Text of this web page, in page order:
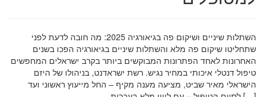
השתלות שיניים ושיקום פה בגיאורגיה 2025: מה חובה לדעת לפני
שתחליטו שיקום פה מלא והשתלות שיניים בגיאורגיה הפכו בשנים
האחרונות לאחד הפתרונות המבוקשים ביותר בקרב ישראלים המחפשים
טיפול דנטלי איכותי במחיר נגיש. רשת ישראדנט, בניהולו של היזם
הישראלי מאיר שביט, מציעה מענה מקיף – החל מייעוץ ראשוני ועד